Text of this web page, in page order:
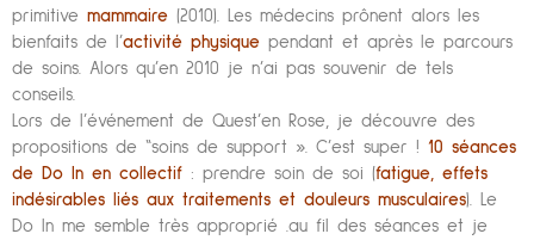
primitive mammaire (2010). Les médecins prônent alors les
bienfaits de l’activité physique pendant et après le parcours
de soins. Alors qu’en 2010 je n’ai pas souvenir de tels
conseils.
Lors de l’événement de Quest’en Rose, je découvre des
propositions de “soins de support ». C’est super ! 10 séances
de Do In en collectif : prendre soin de soi (fatigue, effets
indésirables liés aux traitements et douleurs musculaires). Le
Do In me semble très approprié .au fil des séances et je